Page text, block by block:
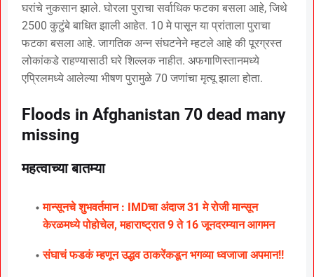
घरांचे नुकसान झाले. घोरला पुराचा सर्वाधिक फटका बसला आहे, जिथे
2500 कुटुंबे बाधित झाली आहेत. 10 मे पासून या प्रांताला पुराचा
फटका बसला आहे. जागतिक अन्न संघटनेने म्हटले आहे की पूरग्रस्त
लोकांकडे राहण्यासाठी घरे शिल्लक नाहीत. अफगाणिस्तानमध्ये
एप्रिलमध्ये आलेल्या भीषण पुरामुळे 70 जणांचा मृत्यू झाला होता.
Floods in Afghanistan 70 dead many
missing
महत्वाच्या बातम्या
मान्सूनचे शुभवर्तमान : IMDचा अंदाज 31 मे रोजी मान्सून
केरळमध्ये पोहोचेल, महाराष्ट्रात 9 ते 16 जूनदरम्यान आगमन
संघाचं फडकं म्हणून उद्धव ठाकरेंकडून भगव्या ध्वजाजा अपमान!!